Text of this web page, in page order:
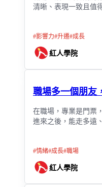
清晰、表現一致且值
#影響力#升遷#成長
紅人學院
職場多一個朋友
在職場，專業是門票
進來之後，能走多遠
#情緒#成長#職場
紅人學院